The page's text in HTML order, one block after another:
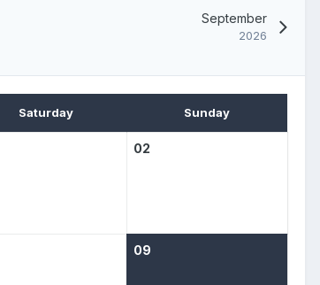
September
2026
Saturday Sunday
02
09